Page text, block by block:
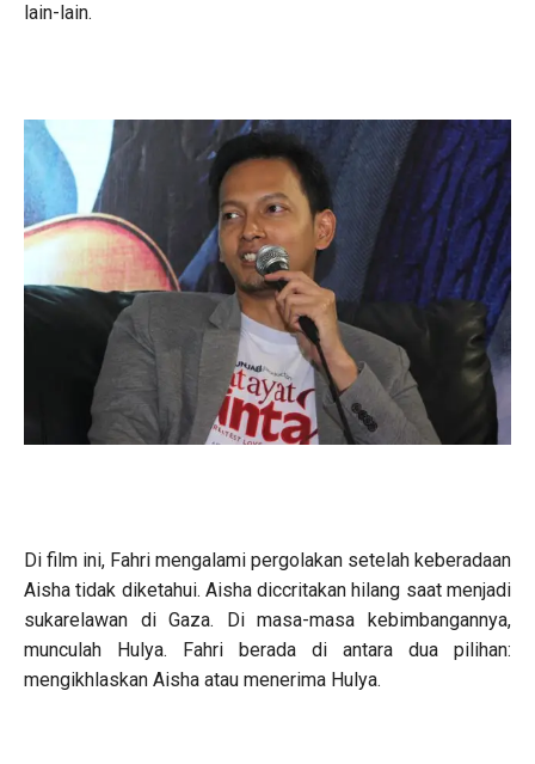
lain-lain.
Di film ini, Fahri mengalami pergolakan setelah keberadaan
Aisha tidak diketahui. Aisha diccritakan hilang saat menjadi
sukarelawan di Gaza. Di masa-masa kebimbangannya,
munculah Hulya. Fahri berada di antara dua pilihan:
mengikhlaskan Aisha atau menerima Hulya.